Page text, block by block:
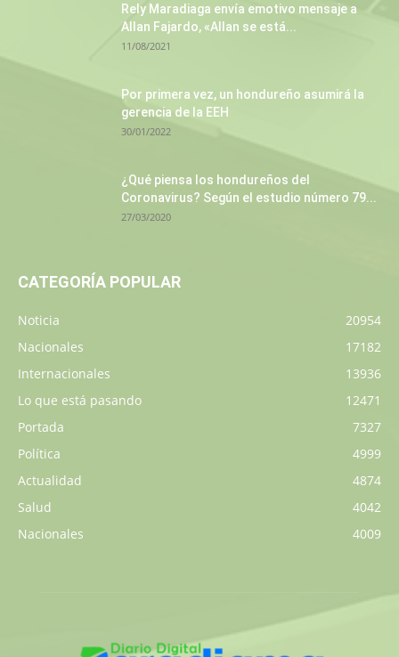
Rely Maradiaga envía emotivo mensaje a
Allan Fajardo, «Allan se está...
11/08/2021
Por primera vez, un hondureño asumirá la
gerencia de la EEH
30/01/2022
¿Qué piensa los hondureños del
Coronavirus? Según el estudio número 79...
27/03/2020
CATEGORÍA POPULAR
Noticia
20954
Nacionales
17182
Internacionales
13936
Lo que está pasando
12471
Portada
7327
Política
4999
Actualidad
4874
Salud
4042
Nacionales
4009